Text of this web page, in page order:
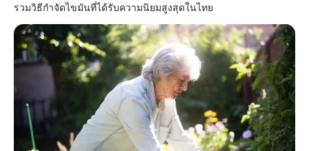
รวมวิธีกำจัดไขมันที่ได้รับความนิยมสูงสุดในไทย